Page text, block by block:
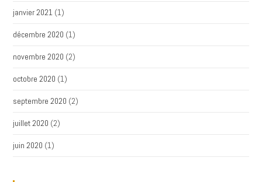
janvier 2021 (1)
décembre 2020 (1)
novembre 2020 (2)
octobre 2020 (1)
septembre 2020 (2)
juillet 2020 (2)
juin 2020 (1)